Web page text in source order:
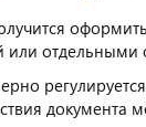
или
документа